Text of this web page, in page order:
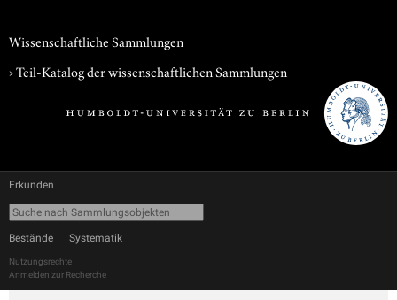
Wissenschaftliche Sammlungen
› Teil-Katalog der wissenschaftlichen Sammlungen
Erkunden
Bestände Systematik
Nutzungsrechte
Anmelden zur Recherche